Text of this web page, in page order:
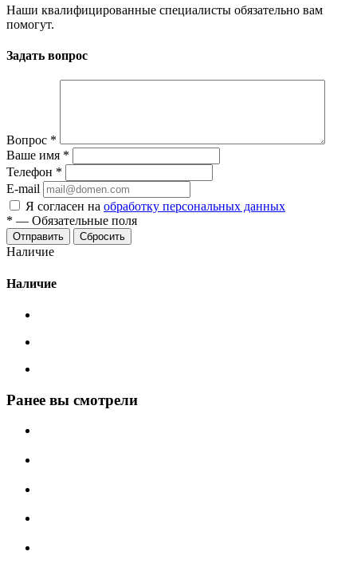
Наши квалифицированные специалисты обязательно вам
помогут.
Задать вопрос
Вопрос *
Ваше имя *
Телефон *
E-mail
Я согласен на обработку персональных данных
* — Обязательные поля
Сбросить
Наличие
Наличие
Ранее вы смотрели